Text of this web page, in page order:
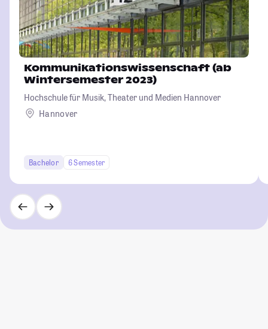
Kommunikationswissenschaft (ab
Wintersemester 2023)
Hochschule für Musik, Theater und Medien Hannover
Hannover
Bachelor 6 Semester